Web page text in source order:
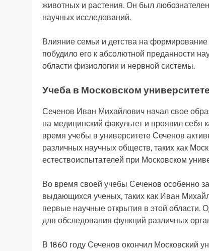
животных и растения. Он был
научных исследований.
Влияние семьи и детства на
побудило его к абсолютной преданности
области физиологии и нервной системы.
Учеба в Московском университете
Сеченов Иван Михайлович начал свое
на медицинский факультет и проявил себя
время учебы в университете Сеченов
различных научных обществ, таких как
естествоиспытателей при Московском
Во время своей учебы Сеченов особенно
выдающихся ученых, таких как Иван
первые научные открытия в этой области.
для обследования функций различных
В 1860 году Сеченов окончил Московский